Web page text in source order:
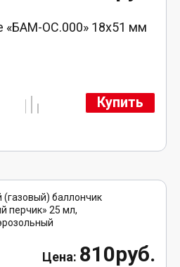
«БАМ-ОС.000» 18х51 мм
Купить
810руб.